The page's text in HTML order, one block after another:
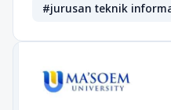
#jurusan teknik